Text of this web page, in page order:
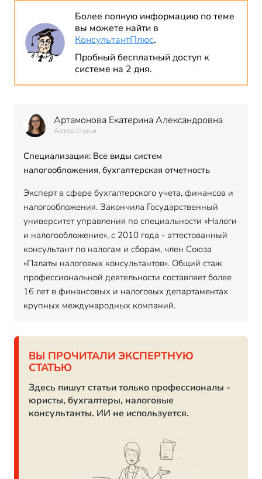
Более полную информацию по теме
вы можете найти в
КонсультантПлюс.
Пробный бесплатный доступ к
системе на 2 дня.
Артамонова Екатерина Александровна
Автор статьи
Специализация: Все виды систем
налогообложения, бухгалтерская отчетность
Эксперт в сфере бухгалтерского учета, финансов и
налогообложения. Закончила Государственный
университет управления по специальности «Налоги
и налогообложение», с 2010 года - аттестованный
консультант по налогам и сборам, член Союза
«Палаты налоговых консультантов». Общий стаж
профессиональной деятельности составляет более
16 лет в финансовых и налоговых департаментах
крупных международных компаний.
ВЫ ПРОЧИТАЛИ ЭКСПЕРТНУЮ
СТАТЬЮ
Здесь пишут статьи только профессионалы -
юристы, бухгалтеры, налоговые
консультанты. ИИ не используется.